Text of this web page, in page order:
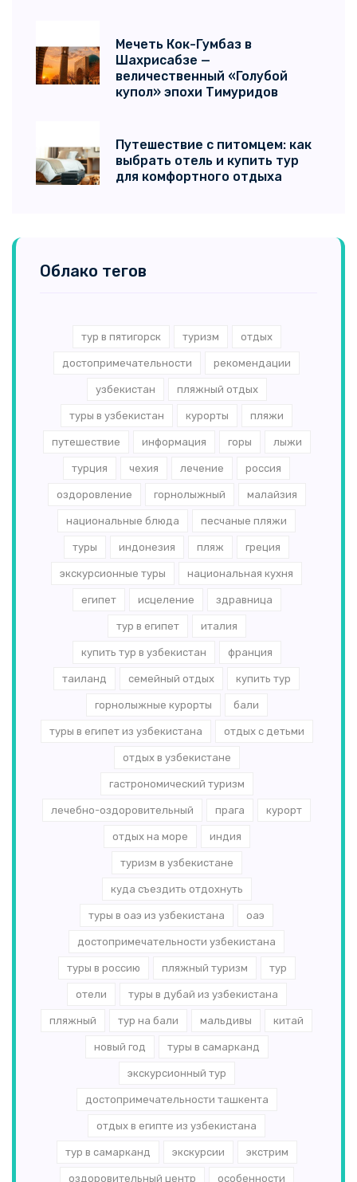
Мечеть Кок-Гумбаз в
Шахрисабзе —
величественный «Голубой
купол» эпохи Тимуридов
Путешествие с питомцем: как
выбрать отель и купить тур
для комфортного отдыха
Облако тегов
тур в пятигорск туризм отдых
достопримечательности рекомендации
узбекистан пляжный отдых
туры в узбекистан курорты пляжи
путешествие информация горы лыжи
турция чехия лечение россия
оздоровление горнолыжный малайзия
национальные блюда песчаные пляжи
туры индонезия пляж греция
экскурсионные туры национальная кухня
египет исцеление здравница
тур в египет италия
купить тур в узбекистан франция
таиланд семейный отдых купить тур
горнолыжные курорты бали
туры в египет из узбекистана отдых с детьми
отдых в узбекистане
гастрономический туризм
лечебно-оздоровительный прага курорт
отдых на море индия
туризм в узбекистане
куда съездить отдохнуть
туры в оаэ из узбекистана оаэ
достопримечательности узбекистана
туры в россию пляжный туризм тур
отели туры в дубай из узбекистана
пляжный тур на бали мальдивы китай
новый год туры в самарканд
экскурсионный тур
достопримечательности ташкента
отдых в египте из узбекистана
тур в самарканд экскурсии экстрим
оздоровительный центр особенности